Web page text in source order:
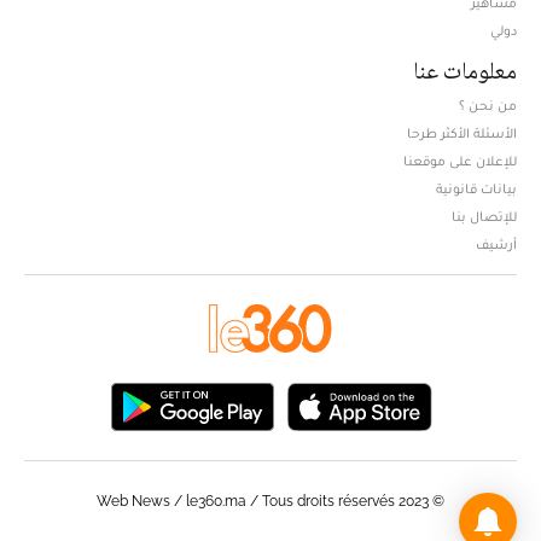
دولي
معلومات عنا
من نحن ؟
الأسئلة الأكثر طرحا
للإعلان على موقعنا
بيانات قانونية
للإتصال بنا
أرشيف
© Web News / le360.ma / Tous droits réservés 2023